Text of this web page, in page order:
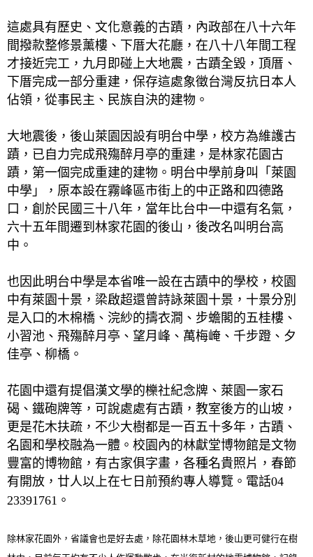
這處具有歷史、文化意義的古蹟，內政部在八十六年
間撥款整修景薰樓、下厝大花廳，在八十八年間工程
才接近完工，九月即碰上大地震，古蹟全毀，頂厝、
下厝完成一部分重建，保存這處象徵台灣反抗日本人
佔領，從事民主、民族自決的建物。
大地震後，後山萊園因設有明台中學，校方為維護古
蹟，已自力完成飛殤醉月亭的重建，是林家花園古
蹟，第一個完成重建的建物。明台中學前身叫「萊園
中學」，原本設在霧峰區市街上的中正路和四德路
口，創於民國三十八年，當年比台中一中還有名氣，
六十五年間遷到林家花園的後山，後改名叫明台高
中。
也因此明台中學是本省唯一設在古蹟中的學校，校園
中有萊園十景， 梁啟超還曾詩詠萊園十景，十景分別
是入口的木棉橋、浣紗的擣衣澗、步蟾閣的五桂樓、
小習池、飛殤醉月亭、望月峰、萬梅崦、千步蹬、夕
佳亭、柳橋。
花園中還有提倡漢文學的櫟社紀念牌、萊園一家石
碣、鐵砲牌等，可說處處有古蹟，教室後方的山坡，
更是花木扶疏，不少大樹都是一百五十多年，古蹟、
名園和學校融為一體。校園內的林獻堂博物館是文物
豐富的博物館，有古家俱字畫，各種名貴照片，春節
有開放，廿人以上在七日前預約專人導覽。 電話04
23391761 。
除林家花園外，省議會也是好去處，除花園林木草地，後山更可健行在樹